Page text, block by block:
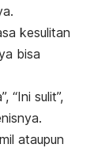
kesulitan
bisa
“Ini sulit”,
ataupun